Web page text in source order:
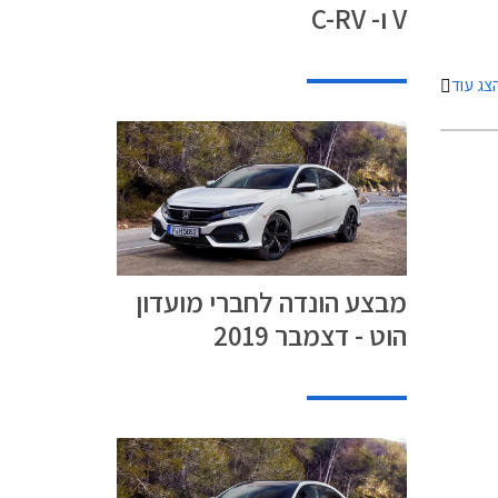
שלעוד
V ו- C-RV
מבצע הונדה לחברי מועדון
הוט - דצמבר 2019